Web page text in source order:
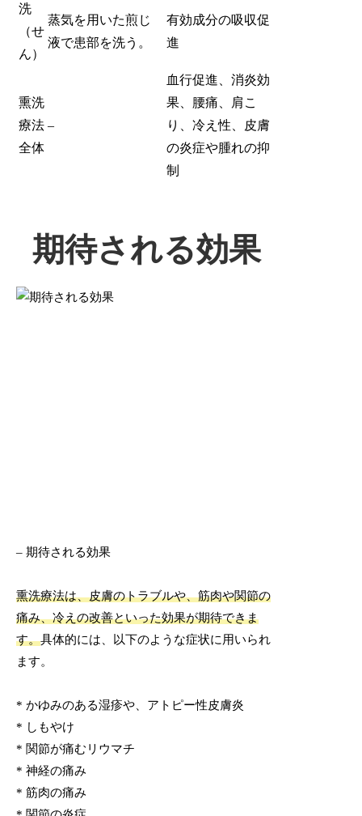
洗
（せ
ん）
蒸気を用いた煎じ
液で患部を洗う。
有効成分の吸収促
進
熏洗
療法
全体
–
血行促進、消炎効
果、腰痛、肩こ
り、冷え性、皮膚
の炎症や腫れの抑
制
期待される効果
– 期待される効果
熏洗療法は、皮膚のトラブルや、筋肉や関節の
痛み、冷えの改善といった効果が期待できま
す。具体的には、以下のような症状に用いられ
ます。
* かゆみのある湿疹や、アトピー性皮膚炎
* しもやけ
* 関節が痛むリウマチ
* 神経の痛み
* 筋肉の痛み